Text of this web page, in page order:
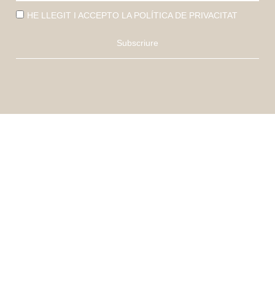
HE LLEGIT I ACCEPTO LA POLÍTICA DE PRIVACITAT
Subscriure